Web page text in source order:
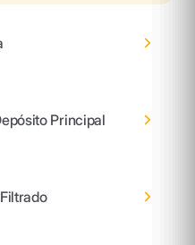
Principal